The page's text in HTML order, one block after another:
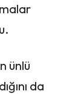
ünlü
da